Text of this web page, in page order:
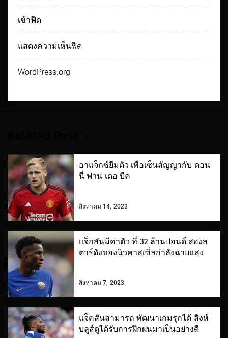
เข้าฟีด
แสดงความเห็นฟีด
WordPress.org
อาแจ็กซ์ยืมตัว เพื่อเซ็นสัญญากับ ดอน
นี่ ฟาน เดอ บีค
สิงหาคม 14, 2023
แจ็กสันมีค่าตัว ที่ 32 ล้านปอนด์ สองส
ตาร์ดังของนิวคาสเซิ่ลกำลังฉายแสง
สิงหาคม 7, 2023
แจ็คสันสามารถ พัฒนาเกมรุกได้ สิงห์
บลูส์ดูได้รับการฝึกฝนมาเป็นอย่างดี